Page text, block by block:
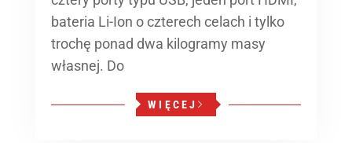
bateria Li-Ion o czterech celach i tylko
trochę ponad dwa kilogramy masy
własnej. Do
WIĘCEJ